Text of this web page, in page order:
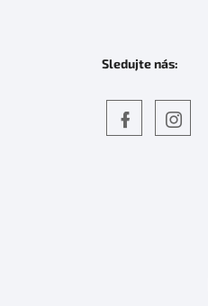
Sledujte nás: